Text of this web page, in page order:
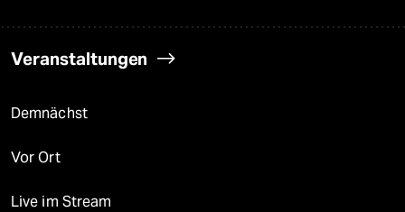
Veranstaltungen
Demnächst
Vor Ort
Live im Stream